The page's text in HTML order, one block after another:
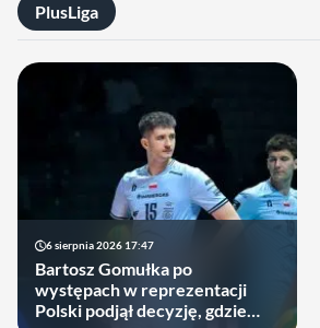
PlusLiga
6 sierpnia 2026 17:47
Bartosz Gomułka po
występach w reprezentacji
Polski podjął decyzję, gdzie